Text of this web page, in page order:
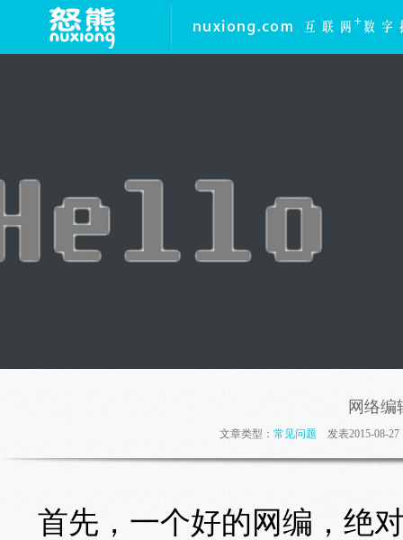
网络编
文章类型： 常见问题 发表2015-08-
首先，一个好的网编，绝